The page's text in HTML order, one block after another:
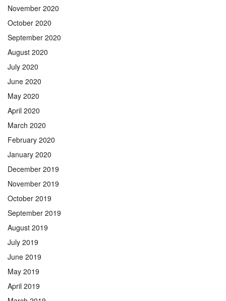
November 2020
October 2020
September 2020
August 2020
July 2020
June 2020
May 2020
April 2020
March 2020
February 2020
January 2020
December 2019
November 2019
October 2019
September 2019
August 2019
July 2019
June 2019
May 2019
April 2019